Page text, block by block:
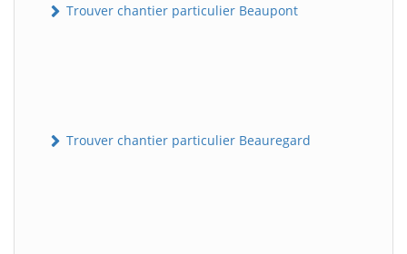
Trouver chantier particulier Beaupont
Trouver chantier particulier Beauregard